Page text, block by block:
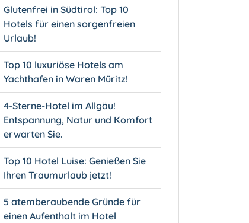
Glutenfrei in Südtirol: Top 10
Hotels für einen sorgenfreien
Urlaub!
Top 10 luxuriöse Hotels am
Yachthafen in Waren Müritz!
4-Sterne-Hotel im Allgäu!
Entspannung, Natur und Komfort
erwarten Sie.
Top 10 Hotel Luise: Genießen Sie
Ihren Traumurlaub jetzt!
5 atemberaubende Gründe für
einen Aufenthalt im Hotel